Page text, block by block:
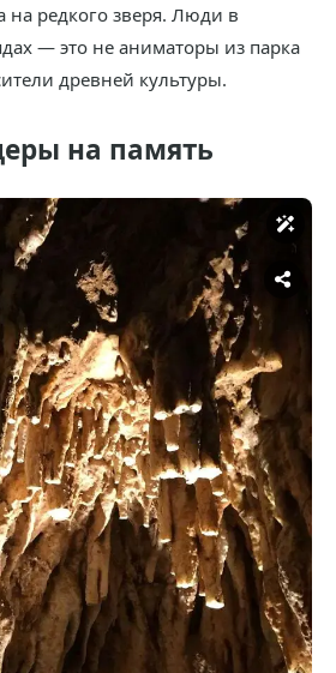
на редкого зверя. Люди в
— это не аниматоры из парка
древней культуры.
на память